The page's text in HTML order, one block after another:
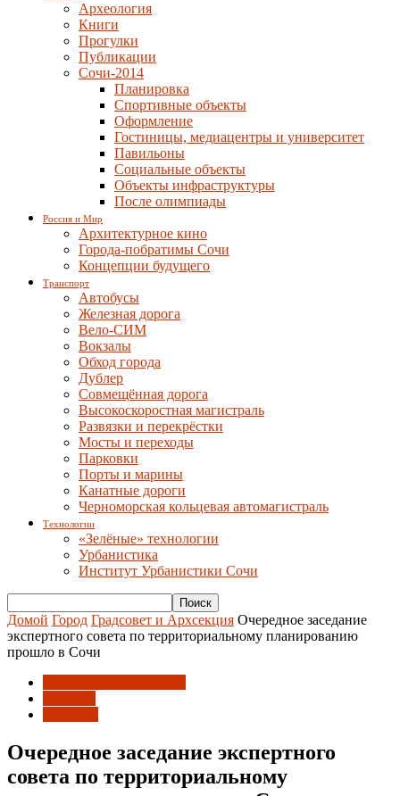
Археология
Книги
Прогулки
Публикации
Сочи-2014
Планировка
Спортивные объекты
Оформление
Гостиницы, медиацентры и университет
Павильоны
Социальные объекты
Объекты инфраструктуры
После олимпиады
Россия и Мир
Архитектурное кино
Города-побратимы Сочи
Концепции будущего
Транспорт
Автобусы
Железная дорога
Вело-СИМ
Вокзалы
Обход города
Дублер
Совмещённая дорога
Высокоскоростная магистраль
Развязки и перекрёстки
Мосты и переходы
Парковки
Порты и марины
Канатные дороги
Черноморская кольцевая автомагистраль
Технологии
«Зелёные» технологии
Урбанистика
Институт Урбанистики Сочи
Домой Город Градсовет и Архсекция Очередное заседание
экспертного совета по территориальному планированию
прошло в Сочи
Очередное заседание экспертного
совета по территориальному